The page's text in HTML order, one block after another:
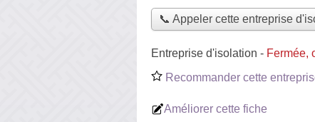
📞 Appeler cette entreprise
Entreprise d'isolation - Fermée,
Recommander cette
Améliorer cette fiche